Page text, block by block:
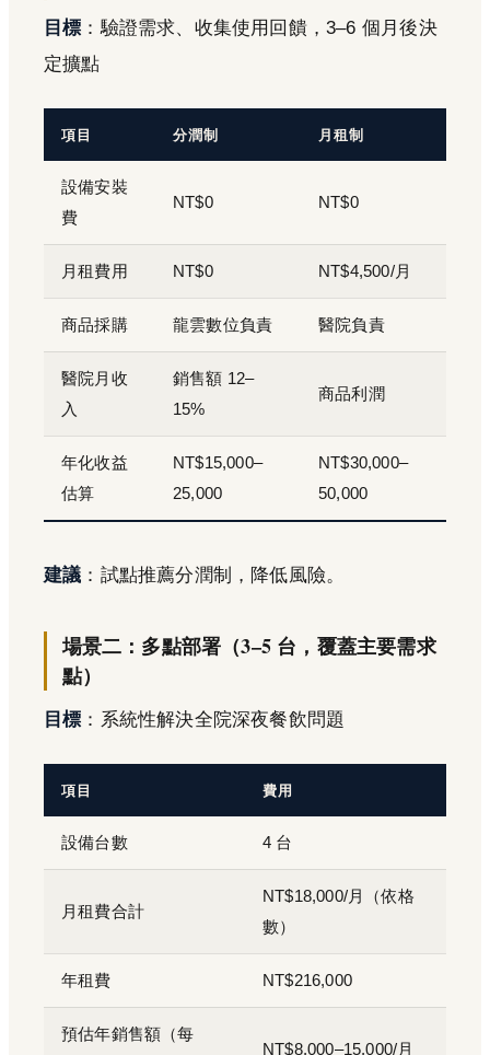
目標 ：驗證需求、收集使用回饋，3–6 個月後決
定擴點
項目 分潤制 月租制
設備安裝
費
NT$0 NT$0
月租費用 NT$0 NT$4,500/月
商品採購 龍雲數位負責 醫院負責
醫院月收
入
銷售額 12–
15%
商品利潤
年化收益
估算
NT$15,000–
25,000
NT$30,000–
50,000
建議 ：試點推薦分潤制，降低風險。
場景二：多點部署（3–5 台，覆蓋主要需求
點）
目標 ：系統性解決全院深夜餐飲問題
項目 費用
設備台數 4 台
月租費合計
NT$18,000/月（依格
數）
年租費 NT$216,000
預估年銷售額（每
NT$8,000–15,000/月